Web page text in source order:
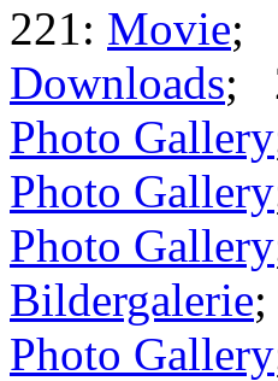
221: Movie;
Downloads;
Photo Gallery
Photo Gallery
Photo Gallery
Bildergalerie
Photo Gallery